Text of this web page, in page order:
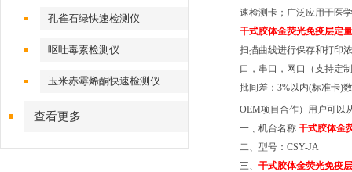
孔雀石绿快速检测仪
呕吐毒素检测仪
玉米赤霉烯酮快速检测仪
查看更多
速检测卡；广泛应用于医
干式胶体金荧光免疫层定
扫描曲线进行保存和打印
口，串口，网口（支持定
批间差：3%以内(标准卡)
OEM项目合作）用户可以
一﹑机台名称:干式胶体金
二、型号：CSY-JA
三、 干式胶体金荧光免疫